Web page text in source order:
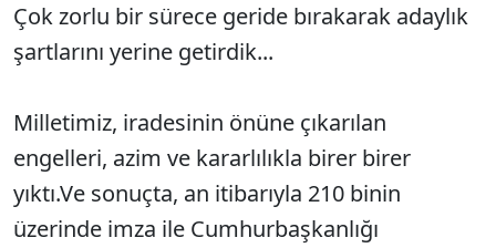
Çok zorlu bir sürece geride bırakarak adaylık
şartlarını yerine getirdik...
Milletimiz, iradesinin önüne çıkarılan
engelleri, azim ve kararlılıkla birer birer
yıktı.Ve sonuçta, an itibarıyla 210 binin
üzerinde imza ile Cumhurbaşkanlığı